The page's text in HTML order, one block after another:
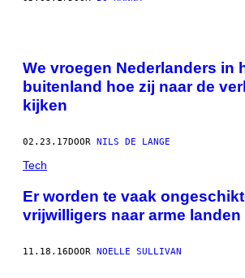
We vroegen Nederlanders in
buitenland hoe zij naar de
kijken
02.23.17DOOR NILS DE LANGE
Tech
Er worden te vaak
vrijwilligers naar arme landen
11.18.16DOOR NOELLE SULLIVAN